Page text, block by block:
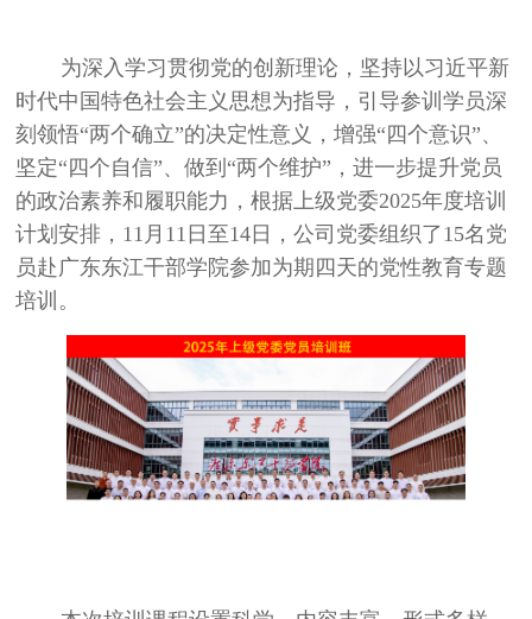
为深入学习贯彻党的创新理论，坚持以习近平新
时代中国特色社会主义思想为指导，引导参训学员深
刻领悟“两个确立”的决定性意义，增强“四个意识”、
坚定“四个自信”、做到“两个维护”，进一步提升党员
的政治素养和履职能力，根据上级党委2025年度培训
计划安排， 11 月 11 日至14 日，公司党委组织了15名党
员赴广东东江干部学院参加为期四天的党性教育专题
培训。